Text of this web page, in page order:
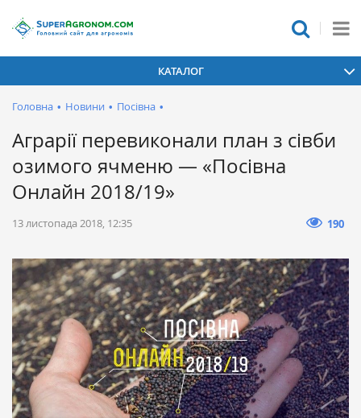
КАТАЛОГ
Головна • Новини • Посівна •
Аграрії перевиконали план з сівби
озимого ячменю — «Посівна
Онлайн 2018/19»
13 листопада 2018, 12:35 190